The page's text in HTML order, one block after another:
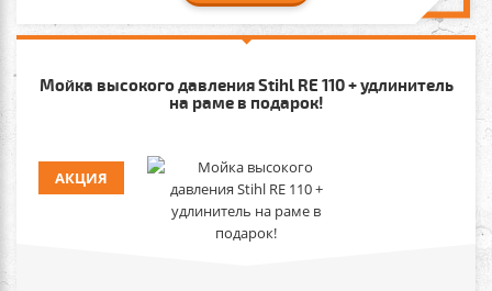
Мойка высокого давления Stihl RE 110 + удлинитель
на раме в подарок!
АКЦИЯ